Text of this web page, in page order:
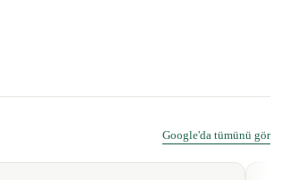
Google'da tümünü gör